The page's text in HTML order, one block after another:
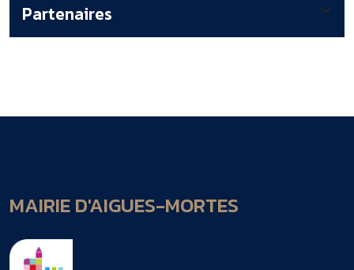
Partenaires
MAIRIE D'AIGUES-MORTES